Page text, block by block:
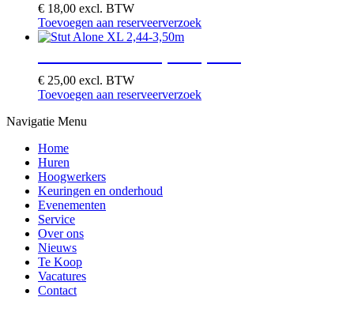
€ 18,00 excl. BTW
Toevoegen aan reserveerverzoek
€ 25,00 excl. BTW
Toevoegen aan reserveerverzoek
Navigatie Menu
Home
Huren
Hoogwerkers
Keuringen en onderhoud
Evenementen
Service
Over ons
Nieuws
Te Koop
Vacatures
Contact